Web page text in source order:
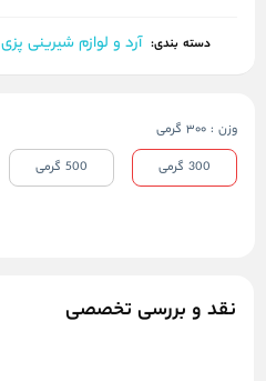
دسته بندی: آرد و لوازم شیرینی پزی
نقد و بررسی تخصصی
وزن : 300 گرمی
300 گرمی
500 گرمی